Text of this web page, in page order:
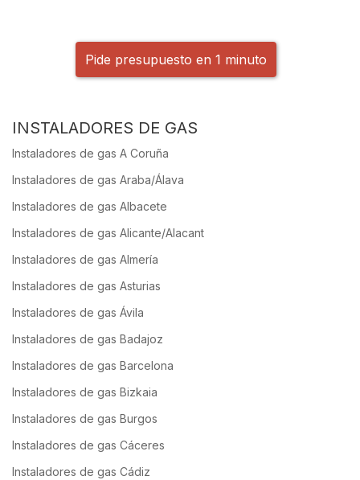
Pide presupuesto en 1 minuto
INSTALADORES DE GAS
Instaladores de gas A Coruña
Instaladores de gas Araba/Álava
Instaladores de gas Albacete
Instaladores de gas Alicante/Alacant
Instaladores de gas Almería
Instaladores de gas Asturias
Instaladores de gas Ávila
Instaladores de gas Badajoz
Instaladores de gas Barcelona
Instaladores de gas Bizkaia
Instaladores de gas Burgos
Instaladores de gas Cáceres
Instaladores de gas Cádiz